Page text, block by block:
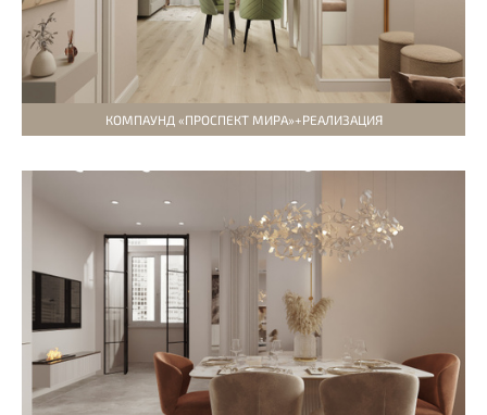
КОМПАУНД «ПРОСПЕКТ МИРА»+РЕАЛИЗАЦИЯ